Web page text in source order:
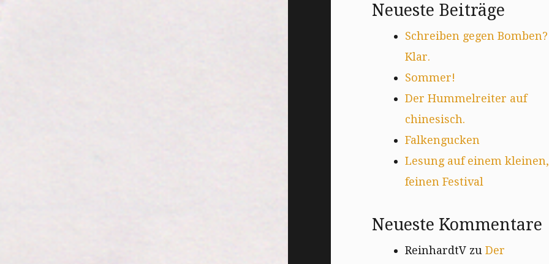
Neueste Beiträge
Schreiben gegen Bomben?
Klar.
Sommer!
Der Hummelreiter auf
chinesisch.
Falkengucken
Lesung auf einem kleinen,
feinen Festival
Neueste Kommentare
ReinhardtVzu Der